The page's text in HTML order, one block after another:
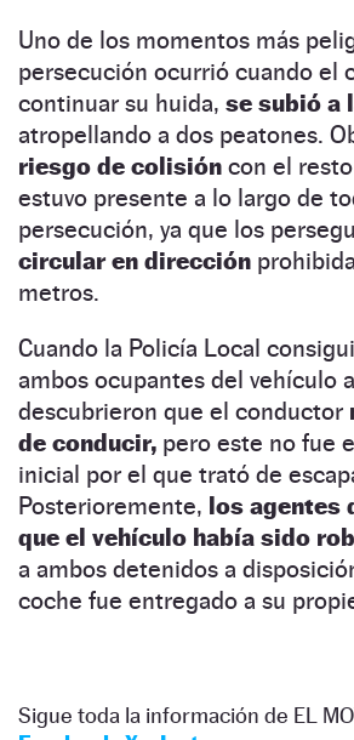
Uno de los momentos más
persecución ocurrió cuando el
continuar su huida, se subió a
atropellando a dos peatones.
riesgo de colisión con el
estuvo presente a lo largo de
persecución, ya que los
circular en dirección
metros.
Cuando la Policía Local
ambos ocupantes del vehículo
descubrieron que el conductor
de conducir, pero este no fue
inicial por el que trató de
Posterioremente, los agentes
que el vehículo había sido
a ambos detenidos a
coche fue entregado a su
Sigue toda la información de EL